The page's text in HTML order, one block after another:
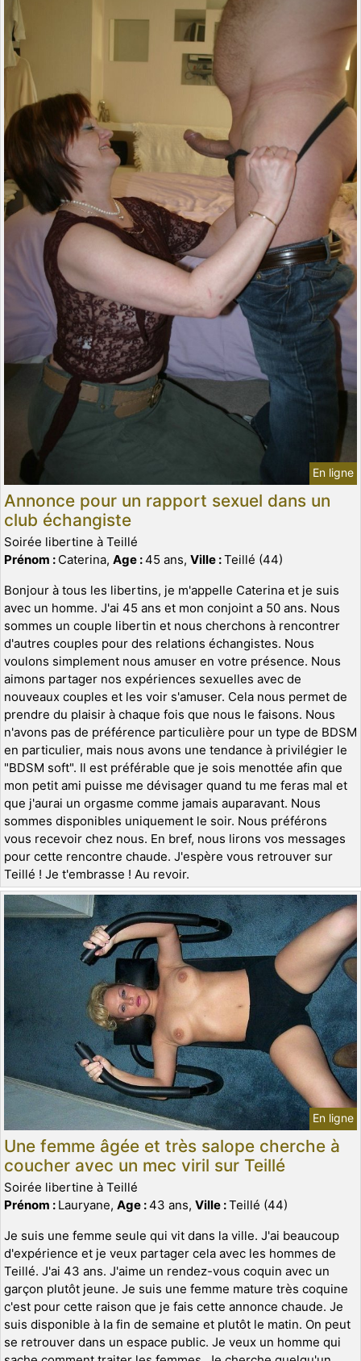
En ligne
Annonce pour un rapport sexuel dans un
club échangiste
Soirée libertine à Teillé
Prénom : Caterina, Age :45 ans, Ville :Teillé (44)
Bonjour à tous les libertins, je m'appelle Caterina et je suis
avec un homme. J'ai 45 ans et mon conjoint a 50 ans. Nous
sommes un couple libertin et nous cherchons à rencontrer
d'autres couples pour des relations échangistes. Nous
voulons simplement nous amuser en votre présence. Nous
aimons partager nos expériences sexuelles avec de
nouveaux couples et les voir s'amuser. Cela nous permet de
prendre du plaisir à chaque fois que nous le faisons. Nous
n'avons pas de préférence particulière pour un type de BDSM
en particulier, mais nous avons une tendance à privilégier le
"BDSM soft". Il est préférable que je sois menottée afin que
mon petit ami puisse me dévisager quand tu me feras mal et
que j'aurai un orgasme comme jamais auparavant. Nous
sommes disponibles uniquement le soir. Nous préférons
vous recevoir chez nous. En bref, nous lirons vos messages
pour cette rencontre chaude. J'espère vous retrouver sur
Teillé ! Je t'embrasse ! Au revoir.
En ligne
Une femme âgée et très salope cherche à
coucher avec un mec viril sur Teillé
Soirée libertine à Teillé
Prénom : Lauryane, Age :43 ans, Ville :Teillé (44)
Je suis une femme seule qui vit dans la ville. J'ai beaucoup
d'expérience et je veux partager cela avec les hommes de
Teillé. J'ai 43 ans. J'aime un rendez-vous coquin avec un
garçon plutôt jeune. Je suis une femme mature très coquine
c'est pour cette raison que je fais cette annonce chaude. Je
suis disponible à la fin de semaine et plutôt le matin. On peut
se retrouver dans un espace public. Je veux un homme qui